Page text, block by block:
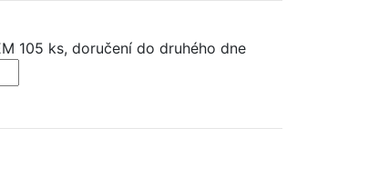
105 ks, doručení do druhého dne